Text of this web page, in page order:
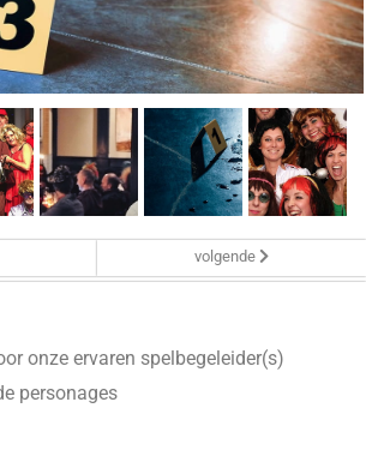
volgende
onze ervaren spelbegeleider(s)
personages